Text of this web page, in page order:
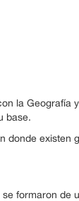
la Geografía
base.
donde existen
formaron de